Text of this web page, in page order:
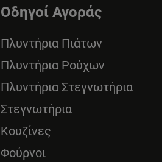
Οδηγοί Αγοράς
Πλυντήρια Πιάτων
Πλυντήρια Ρούχων
Πλυντήρια Στεγνωτήρια
Στεγνωτήρια
Κουζίνες
Φούρνοι